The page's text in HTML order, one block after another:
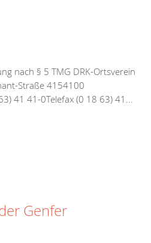
nach § 5 TMG DRK-Ortsverein
Straße 4154100
41 41-0Telefax (0 18 63) 41...
Genfer